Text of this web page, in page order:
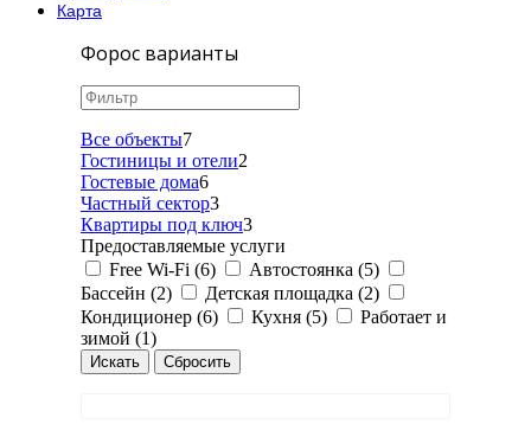
Карта
Форос варианты
Все объекты7
Гостиницы и отели2
Гостевые дома6
Частный сектор3
Квартиры под ключ3
Предоставляемые услуги
Free Wi-Fi (6)
Автостоянка (5)
Бассейн (2)
Детская площадка (2)
Кондиционер (6)
Кухня (5)
Работает и
зимой (1)